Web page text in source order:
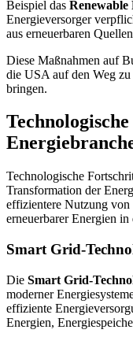
Beispiel das
Energieversorger
aus erneuerbaren
Diese Maßnahmen auf
die USA auf den Weg
bringen.
Technologische
Transformation der
effizientere Nutzung von
erneuerbarer Energien in
Smart Grid-
Die Smart Grid-
moderner
effiziente
Energien,